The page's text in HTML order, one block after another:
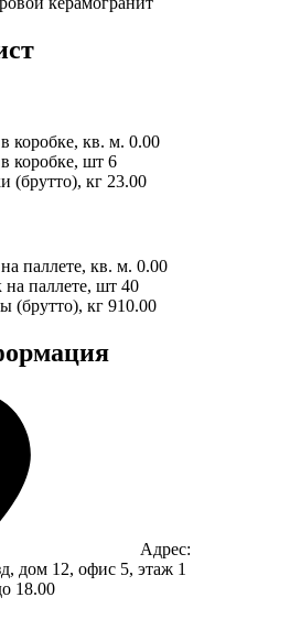
коробке, кв. м. 0.00
коробке, шт 6
(брутто), кг 23.00
паллете, кв. м. 0.00
на паллете, шт 40
(брутто), кг 910.00
Адрес:
дом 12, офис 5, этаж 1
18.00